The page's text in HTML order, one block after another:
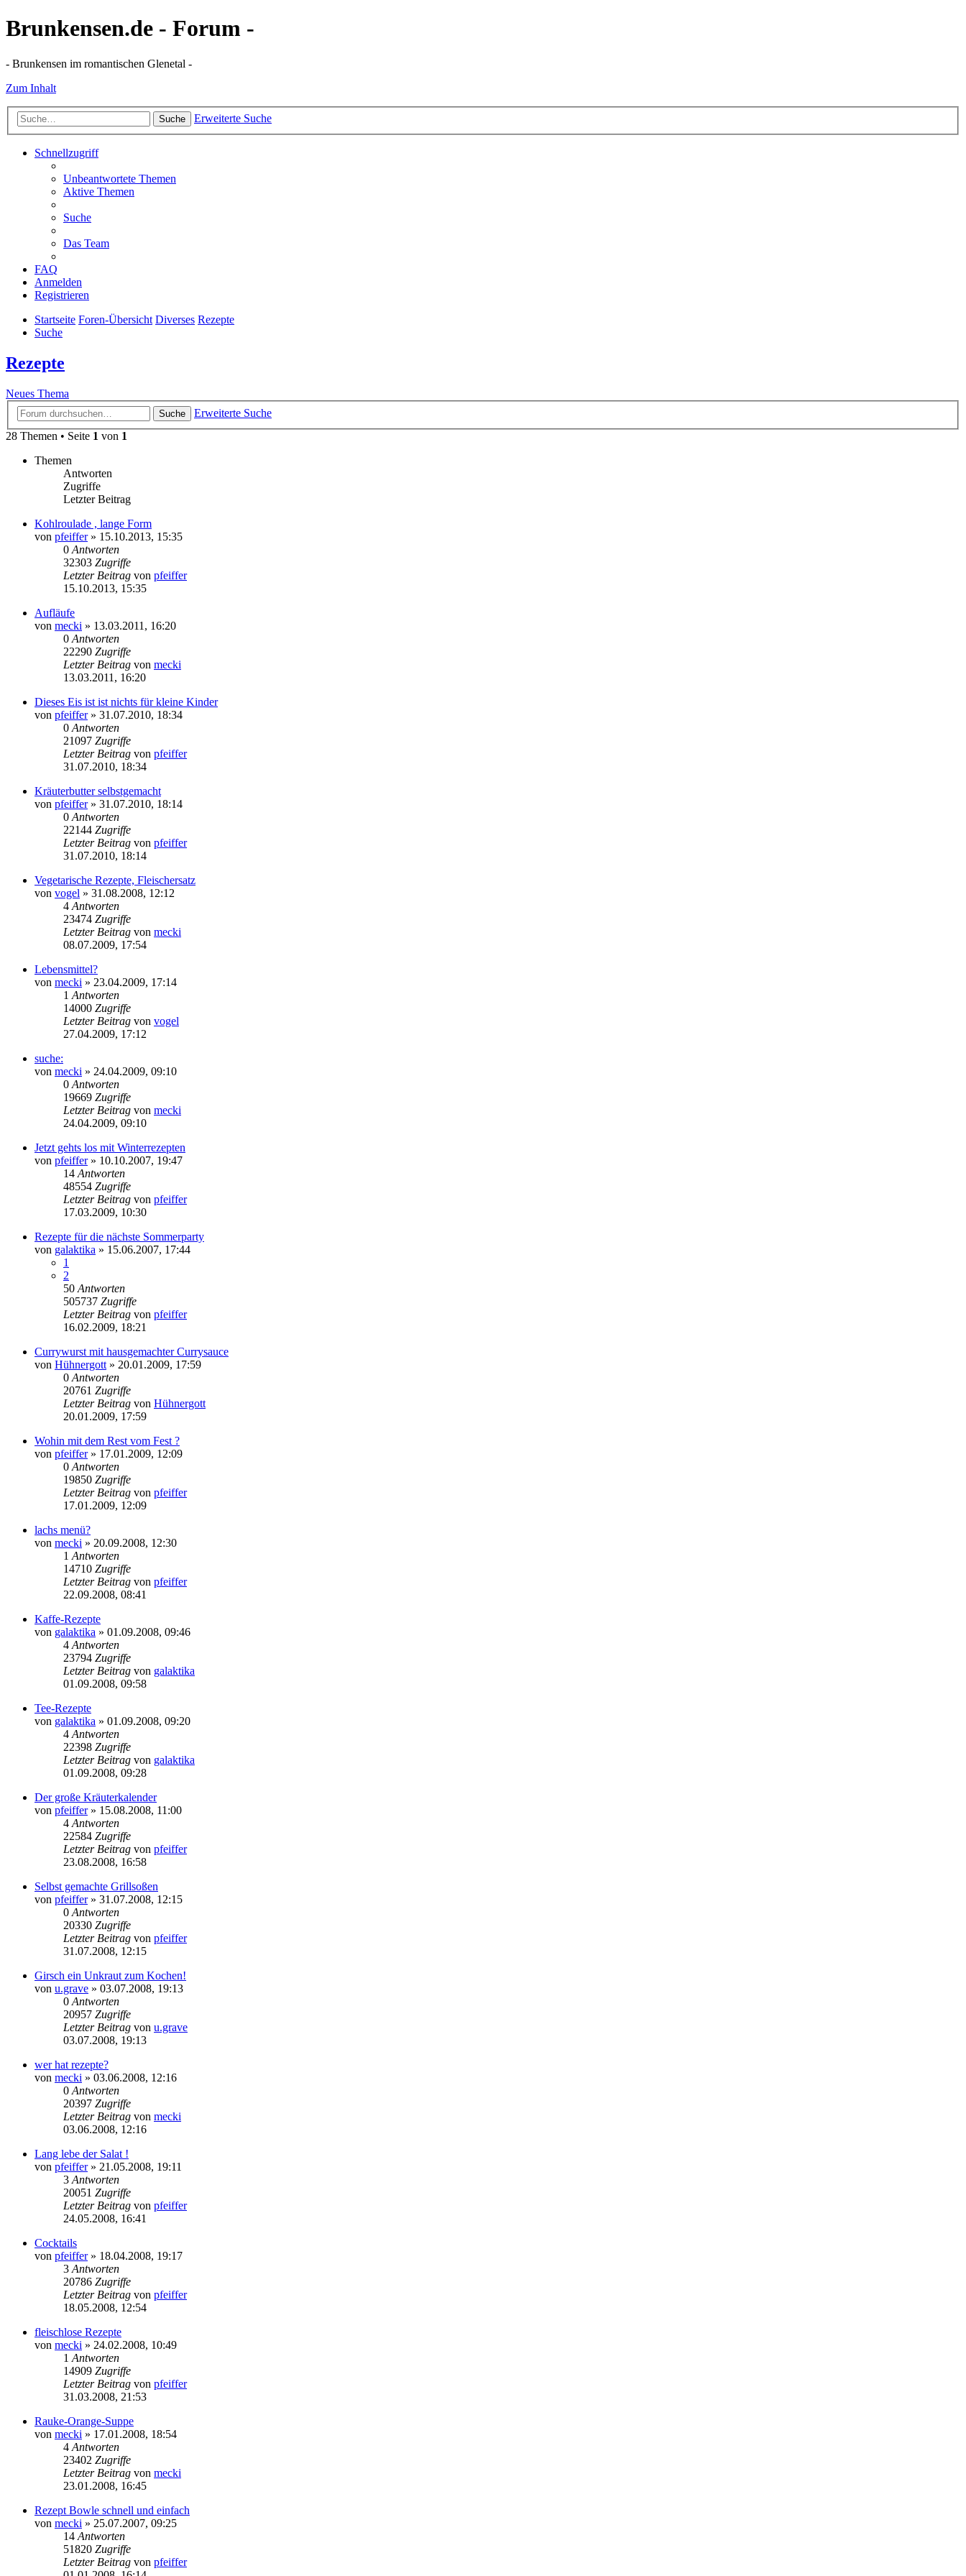
Brunkensen.de - Forum -
- Brunkensen im romantischen Glenetal -
Zum Inhalt
Suche Erweiterte Suche
Schnellzugriff
Unbeantwortete Themen
Aktive Themen
Suche
Das Team
FAQ
Anmelden
Registrieren
Startseite Foren-Übersicht Diverses Rezepte
Suche
Rezepte
Neues Thema
Suche
Erweiterte Suche
28 Themen • Seite 1 von 1
Themen
Antworten
Zugriffe
Letzter Beitrag
Kohlroulade , lange Form
von pfeiffer» 15.10.2013, 15:35
0 Antworten
32303 Zugriffe
Letzter Beitrag von pfeiffer
15.10.2013, 15:35
Aufläufe
von mecki » 13.03.2011, 16:20
0 Antworten
22290 Zugriffe
Letzter Beitrag von mecki
13.03.2011, 16:20
Dieses Eis ist ist nichts für kleine Kinder
von pfeiffer» 31.07.2010, 18:34
0 Antworten
21097 Zugriffe
Letzter Beitrag von pfeiffer
31.07.2010, 18:34
Kräuterbutter selbstgemacht
von pfeiffer» 31.07.2010, 18:14
0 Antworten
22144 Zugriffe
Letzter Beitrag von pfeiffer
31.07.2010, 18:14
Vegetarische Rezepte, Fleischersatz
von vogel » 31.08.2008, 12:12
4 Antworten
23474 Zugriffe
Letzter Beitrag von mecki
08.07.2009, 17:54
Lebensmittel?
von mecki » 23.04.2009, 17:14
1 Antworten
14000 Zugriffe
Letzter Beitrag von vogel
27.04.2009, 17:12
suche:
von mecki » 24.04.2009, 09:10
0 Antworten
19669 Zugriffe
Letzter Beitrag von mecki
24.04.2009, 09:10
Jetzt gehts los mit Winterrezepten
von pfeiffer» 10.10.2007, 19:47
14 Antworten
48554 Zugriffe
Letzter Beitrag von pfeiffer
17.03.2009, 10:30
Rezepte für die nächste Sommerparty
von galaktika » 15.06.2007, 17:44
1
2
50 Antworten
505737 Zugriffe
Letzter Beitrag von pfeiffer
16.02.2009, 18:21
Currywurst mit hausgemachter Currysauce
von Hühnergott » 20.01.2009, 17:59
0 Antworten
20761 Zugriffe
Letzter Beitrag von Hühnergott
20.01.2009, 17:59
Wohin mit dem Rest vom Fest ?
von pfeiffer» 17.01.2009, 12:09
0 Antworten
19850 Zugriffe
Letzter Beitrag von pfeiffer
17.01.2009, 12:09
lachs menü?
von mecki » 20.09.2008, 12:30
1 Antworten
14710 Zugriffe
Letzter Beitrag von pfeiffer
22.09.2008, 08:41
Kaffe-Rezepte
von galaktika » 01.09.2008, 09:46
4 Antworten
23794 Zugriffe
Letzter Beitrag von galaktika
01.09.2008, 09:58
Tee-Rezepte
von galaktika » 01.09.2008, 09:20
4 Antworten
22398 Zugriffe
Letzter Beitrag von galaktika
01.09.2008, 09:28
Der große Kräuterkalender
von pfeiffer» 15.08.2008, 11:00
4 Antworten
22584 Zugriffe
Letzter Beitrag von pfeiffer
23.08.2008, 16:58
Selbst gemachte Grillsoßen
von pfeiffer» 31.07.2008, 12:15
0 Antworten
20330 Zugriffe
Letzter Beitrag von pfeiffer
31.07.2008, 12:15
Girsch ein Unkraut zum Kochen!
von u.grave » 03.07.2008, 19:13
0 Antworten
20957 Zugriffe
Letzter Beitrag von u.grave
03.07.2008, 19:13
wer hat rezepte?
von mecki » 03.06.2008, 12:16
0 Antworten
20397 Zugriffe
Letzter Beitrag von mecki
03.06.2008, 12:16
Lang lebe der Salat !
von pfeiffer» 21.05.2008, 19:11
3 Antworten
20051 Zugriffe
Letzter Beitrag von pfeiffer
24.05.2008, 16:41
Cocktails
von pfeiffer» 18.04.2008, 19:17
3 Antworten
20786 Zugriffe
Letzter Beitrag von pfeiffer
18.05.2008, 12:54
fleischlose Rezepte
von mecki » 24.02.2008, 10:49
1 Antworten
14909 Zugriffe
Letzter Beitrag von pfeiffer
31.03.2008, 21:53
Rauke-Orange-Suppe
von mecki » 17.01.2008, 18:54
4 Antworten
23402 Zugriffe
Letzter Beitrag von mecki
23.01.2008, 16:45
Rezept Bowle schnell und einfach
von mecki » 25.07.2007, 09:25
14 Antworten
51820 Zugriffe
Letzter Beitrag von pfeiffer